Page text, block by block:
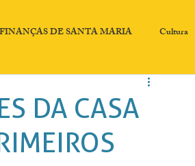
DE SANTA MARIA Cultura
e Transpar Patrimônio Histórico
DA CASA